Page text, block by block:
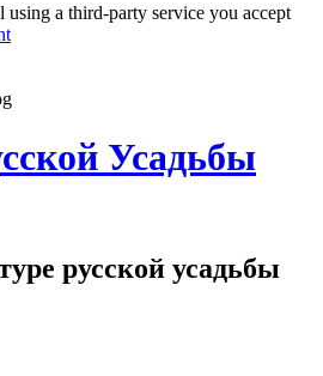
a third-party service you accept
Усадьбы
русской усадьбы